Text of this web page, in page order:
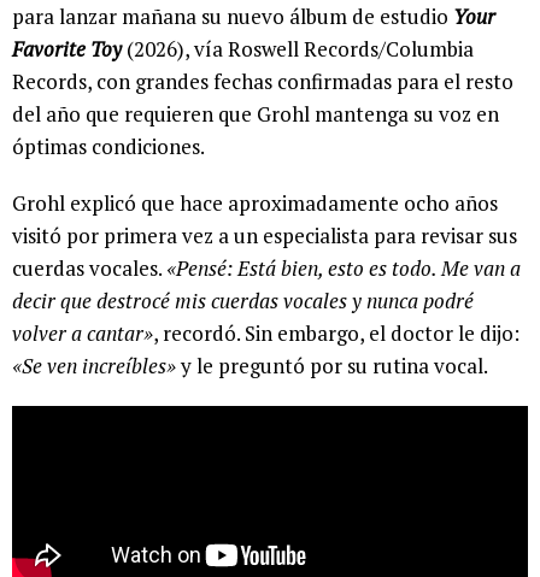
para lanzar mañana su nuevo álbum de estudio Your
Favorite Toy(2026), vía Roswell Records/Columbia
Records, con grandes fechas confirmadas para el resto
del año que requieren que Grohl mantenga su voz en
óptimas condiciones.
Grohl explicó que hace aproximadamente ocho años
visitó por primera vez a un especialista para revisar sus
cuerdas vocales. «Pensé: Está bien, esto es todo. Me van a
decir que destrocé mis cuerdas vocales y nunca podré
volver a cantar», recordó. Sin embargo, el doctor le dijo:
«Se ven increíbles»y le preguntó por su rutina vocal.